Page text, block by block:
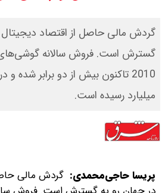
قیمت محصولات
پرداخت ۵۰۰ میلیون تومان + لینک
گردش مالی حاصل از اقتصاد دیجیتال
گسترش است. فروش سالانه
میلیارد رسیده است.
پریسا حاجی‌محمدی: گردش مالی